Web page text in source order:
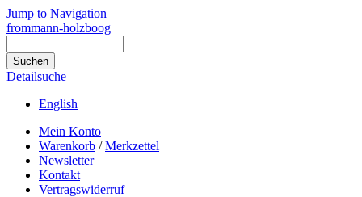
Jump to Navigation
frommann-holzboog
Detailsuche
English
Mein Konto
Warenkorb /Merkzettel
Newsletter
Kontakt
Vertragswiderruf